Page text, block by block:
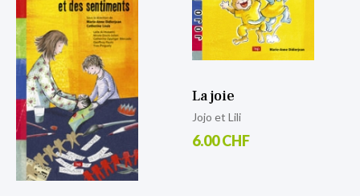
La joie
Jojo et Lili
6.00 CHF